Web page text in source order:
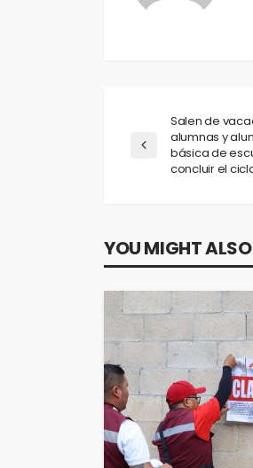
Salen de
alumnas y
básica de
concluir el
YOU MIGHT